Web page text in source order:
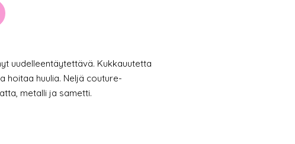
uudelleentäytettävä. Kukkauutetta
hoitaa huulia. Neljä couture-
metalli ja sametti.